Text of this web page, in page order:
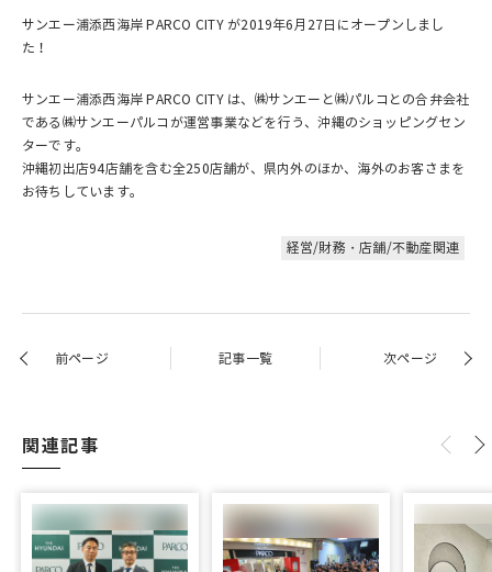
サンエー浦添西海岸 PARCO CITY が2019年6月27日にオープンしまし
た！
サンエー浦添西海岸 PARCO CITY は、㈱サンエーと㈱パルコとの合弁会社
である㈱サンエーパルコが運営事業などを行う、沖縄のショッピングセン
ターです。
沖縄初出店94店舗を含む全250店舗が、県内外のほか、海外のお客さまを
お待ちしています。
経営/財務・店舗/不動産関連
前ページ 記事一覧 次ページ
関連記事